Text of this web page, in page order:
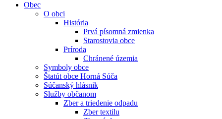
Obec
O obci
História
Prvá písomná zmienka
Starostovia obce
Príroda
Chránené územia
Symboly obce
Štatút obce Horná Súča
Súčanský hlásnik
Služby občanom
Zber a triedenie odpadu
Zber textilu